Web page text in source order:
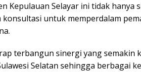
Kepulauan Selayar ini tidak hanya
untuk memperdalam
terbangun sinergi yang semakin
Selatan sehingga berbagai